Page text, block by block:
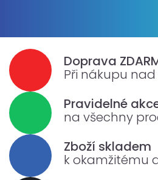
Doprava
Při nákupu nad
Pravidelné
na všechny
Zboží skladem
k okamžitému